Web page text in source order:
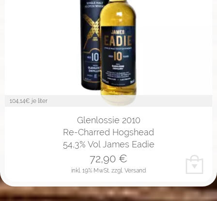
104,14€ je liter
Glenlossie 2010
Re-Charred Hogshead
54,3% Vol James Eadie
inkl. 19% MwSt. zzgl. Versand
72,90 €